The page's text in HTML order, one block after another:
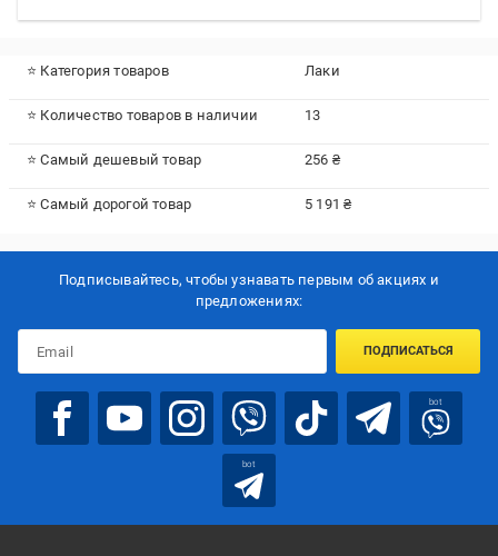
⭐ Категория товаров Лаки
⭐ Количество товаров в наличии 13
⭐ Самый дешевый товар 256 ₴
⭐ Самый дорогой товар 5 191 ₴
Подписывайтесь, чтобы узнавать первым об акцияx и
предложениях:
ПОДПИСАТЬСЯ
bot
bot